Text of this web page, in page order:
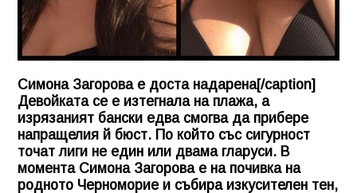
Симона Загорова е доста надарена[/caption]
Девойката се е изтегнала на плажа, а
изрязаният бански едва смогва да прибере
напращелия й бюст. По който със сигурност
точат лиги не един или двама гларуси. В
момента Симона Загорова е на почивка на
родното Черноморие и събира изкусителен тен,